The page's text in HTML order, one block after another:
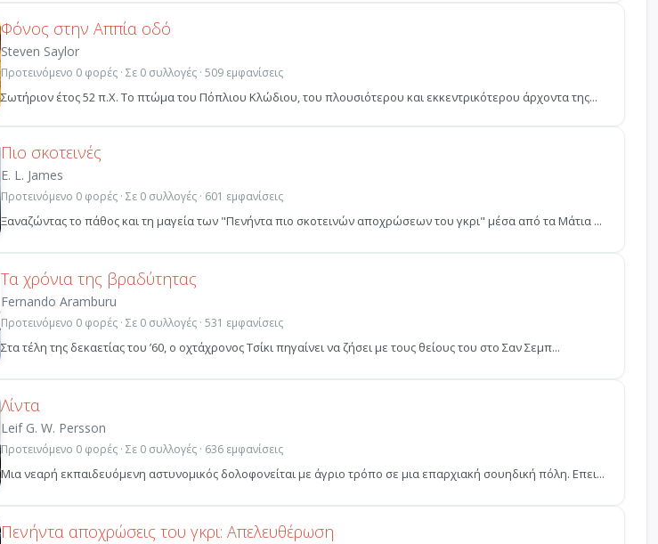
Φόνος στην Αππία οδό
Steven Saylor
Προτεινόμενο 0 φορές · Σε 0 συλλογές · 509 εμφανίσεις
Σωτήριον έτος 52 π.Χ. Το πτώμα του Πόπλιου Κλώδιου, του πλουσιότερου και εκκεντρικότερου άρχοντα της...
Πιο σκοτεινές
E. L. James
Προτεινόμενο 0 φορές · Σε 0 συλλογές · 601 εμφανίσεις
Ξαναζώντας το πάθος και τη μαγεία των "Πενήντα πιο σκοτεινών αποχρώσεων του γκρι" μέσα από τα Μάτια ...
Τα χρόνια της βραδύτητας
Fernando Aramburu
Προτεινόμενο 0 φορές · Σε 0 συλλογές · 531 εμφανίσεις
Στα τέλη της δεκαετίας του ’60, ο οχτάχρονος Τσίκι πηγαίνει να ζήσει µε τους θείους του στο Σαν Σεµπ...
Λίντα
Leif G. W. Persson
Προτεινόμενο 0 φορές · Σε 0 συλλογές · 636 εμφανίσεις
Mια νεαρή εκπαιδευόμενη αστυνομικός δολοφονείται με άγριο τρόπο σε μια επαρχιακή σουηδική πόλη. Επει...
Πενήντα αποχρώσεις του γκρι: Απελευθέρωση